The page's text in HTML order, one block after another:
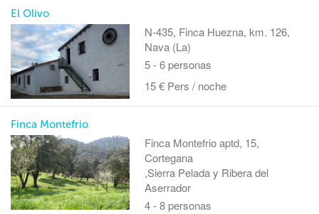
El Olivo
N-435, Finca Huezna, km. 126,
Nava (La)
5 - 6 personas
15 € Pers / noche
Finca Montefrio
Finca Montefrio aptd, 15,
Cortegana
,Sierra Pelada y Ribera del
Aserrador
4 - 8 personas